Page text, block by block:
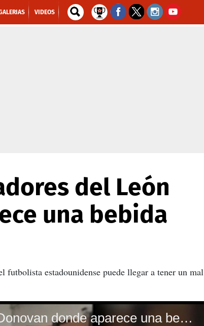
VIDEOS
del León
una bebida
futbolista estadounidense puede llegar a tener un mal
¡Polémica! La foto de jugadores del León con Donovan donde aparece una bebida alcohólica